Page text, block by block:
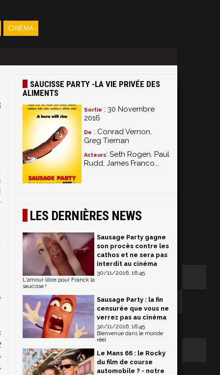
CINÉMA
SAUCISSE PARTY -LA VIE PRIVÉE DES
ALIMENTS
Sortie : 30 Novembre
2016
De : Conrad Vernon,
Greg Tiernan
Acteurs: Seth Rogen, Paul
Rudd, James Franco...
LES DERNIÈRES NEWS
Sausage Party gagne
son procès contre les
cathos et ne sera pas
interdit au cinéma
30/11/2016, 16:45
L'amour libre pour Franck la
saucisse !
Sausage Party : la fin
censurée que vous ne
verrez pas au cinéma
30/11/2016, 16:45
Bienvenue dans le monde
réel
Le Mans 66 : le Rocky
du film de course
automobile ? - notre